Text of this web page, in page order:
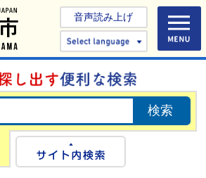
音声読み上げ
Select
Google検索